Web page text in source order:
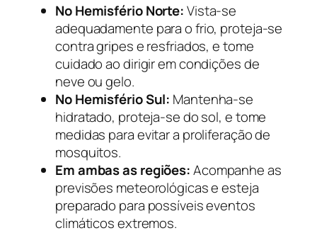
No Hemisfério Norte:Vista-se
adequadamente para o frio, proteja-se
contra gripes e resfriados, e tome
cuidado ao dirigir em condições de
neve ou gelo.
No Hemisfério Sul: Mantenha-se
hidratado, proteja-se do sol, e tome
medidas para evitar a proliferação de
mosquitos.
Em ambas as regiões:Acompanhe as
previsões meteorológicas e esteja
preparado para possíveis eventos
climáticos extremos.